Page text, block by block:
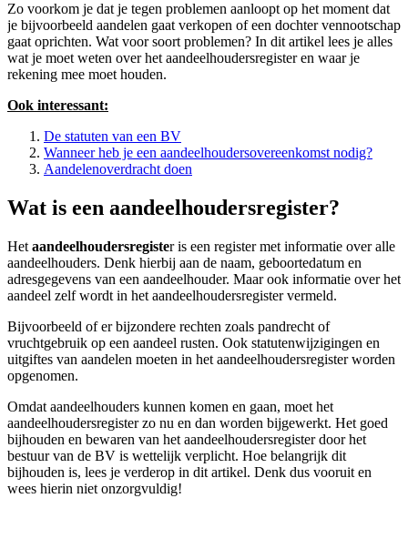
Zo voorkom je dat je tegen problemen aanloopt op het moment dat
je bijvoorbeeld aandelen gaat verkopen of een dochter vennootschap
gaat oprichten. Wat voor soort problemen? In dit artikel lees je alles
wat je moet weten over het aandeelhoudersregister en waar je
rekening mee moet houden.
Ook interessant:
De statuten van een BV
Wanneer heb je een aandeelhoudersovereenkomst nodig?
Aandelenoverdracht doen
Wat is een aandeelhoudersregister?
Het aandeelhoudersregister is een register met informatie over alle
aandeelhouders. Denk hierbij aan de naam, geboortedatum en
adresgegevens van een aandeelhouder. Maar ook informatie over het
aandeel zelf wordt in het aandeelhoudersregister vermeld.
Bijvoorbeeld of er bijzondere rechten zoals pandrecht of
vruchtgebruik op een aandeel rusten. Ook statutenwijzigingen en
uitgiftes van aandelen moeten in het aandeelhoudersregister worden
opgenomen.
Omdat aandeelhouders kunnen komen en gaan, moet het
aandeelhoudersregister zo nu en dan worden bijgewerkt. Het goed
bijhouden en bewaren van het aandeelhoudersregister door het
bestuur van de BV is wettelijk verplicht. Hoe belangrijk dit
bijhouden is, lees je verderop in dit artikel. Denk dus vooruit en
wees hierin niet onzorgvuldig!